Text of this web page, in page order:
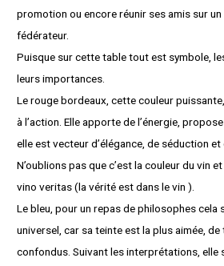
promotion ou encore réunir ses amis sur
fédérateur.
Puisque sur cette table tout est symbole,
leurs importances.
Le rouge bordeaux, cette couleur
à l’action. Elle apporte de l’énergie,
elle est vecteur d’élégance, de séduction et
N’oublions pas que c’est la couleur du vin
vino veritas (la vérité est dans le vin ).
Le bleu, pour un repas de philosophes cela
universel, car sa teinte est la plus aimée,
confondus. Suivant les interprétations, elle